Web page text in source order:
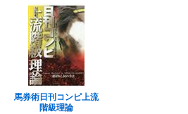
馬券術日刊コンピ上流
階級理論